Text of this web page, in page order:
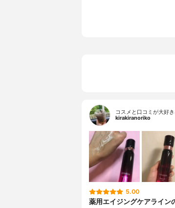
コスメと口コミが大好
kirakiranoriko
5.00
薬用エイジングケアライン